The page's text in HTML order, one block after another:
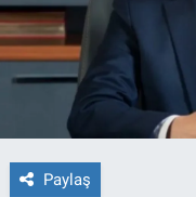
Paylaş